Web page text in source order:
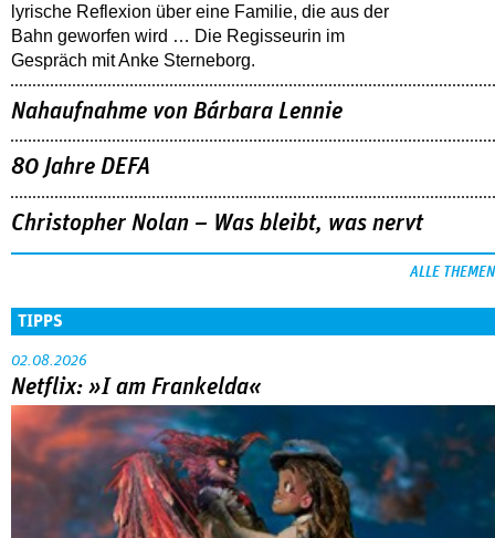
lyrische Reflexion über eine ­Familie, die aus der
Bahn geworfen wird … Die Regisseurin im
Gespräch mit Anke Sterneborg.
Nahaufnahme von Bárbara Lennie
80 Jahre DEFA
Christopher Nolan – Was bleibt, was nervt
ALLE THEMEN
TIPPS
02.08.2026
Netflix: »I am Frankelda«